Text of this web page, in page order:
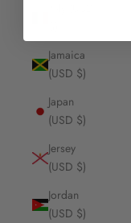
Jamaica
(USD $)
Japan
(USD $)
Jersey
(USD $)
Jordan
(USD $)